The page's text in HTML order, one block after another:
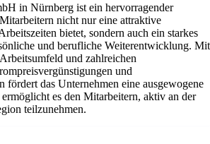
in Nürnberg ist ein hervorragender
nicht nur eine attraktive
bietet, sondern auch ein starkes
und berufliche Weiterentwicklung. Mit
und zahlreichen
und
fördert das Unternehmen eine ausgewogene
es den Mitarbeitern, aktiv an der
teilzunehmen.